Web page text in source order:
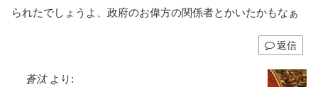
られたでしょうよ、政府のお偉方の関係者とかいたかもなぁ
返信
蒼汰 より: